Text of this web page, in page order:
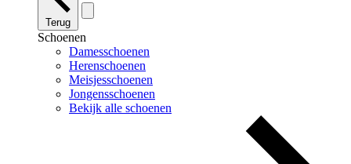
Terug
Schoenen
Damesschoenen
Herenschoenen
Meisjesschoenen
Jongensschoenen
Bekijk alle schoenen